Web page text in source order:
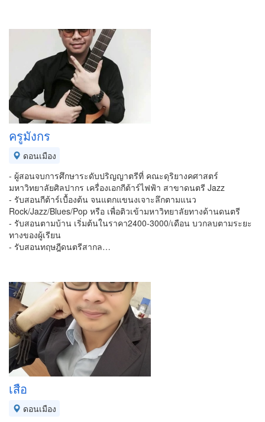
ครูมังกร
ดอนเมือง
- ผู้สอนจบการศึกษาระดับปริญญาตรีที่ คณะดุริยางคศาสตร์
มหาวิทยาลัยศิลปากร เครื่องเอกกีต้าร์ไฟฟ้า สาขาดนตรี Jazz
- รับสอนกีต้าร์เบื้องต้น จนแตกแขนงเจาะลึกตามแนว
Rock/Jazz/Blues/Pop หรือ เพื่อติวเข้ามหาวิทยาลัยทางด้านดนตรี
- รับสอนตามบ้าน เริ่มต้นในราคา2400-3000/เดือน บวกลบตามระยะ
ทางของผู้เรียน
- รับสอนทฤษฎีดนตรีสากล…
เสือ
ดอนเมือง